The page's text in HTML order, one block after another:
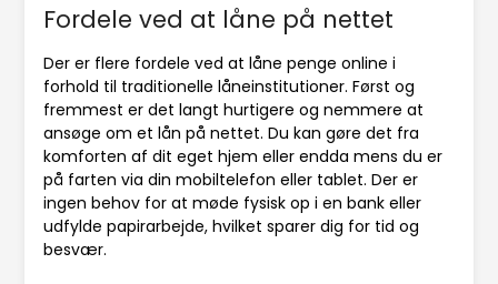
Fordele ved at låne på nettet
Der er flere fordele ved at låne penge online i
forhold til traditionelle låneinstitutioner. Først og
fremmest er det langt hurtigere og nemmere at
ansøge om et lån på nettet. Du kan gøre det fra
komforten af dit eget hjem eller endda mens du er
på farten via din mobiltelefon eller tablet. Der er
ingen behov for at møde fysisk op i en bank eller
udfylde papirarbejde, hvilket sparer dig for tid og
besvær.